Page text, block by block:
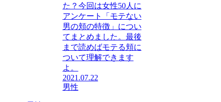
た？今回は女性50人に
アンケート「モテない
男の頬の特徴」につい
てまとめました。最後
まで読めばモテる頬に
ついて理解できます
よ。
2021.07.22
男性